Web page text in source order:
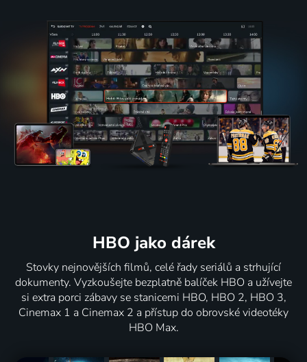
HBO jako dárek
Stovky nejnovějších filmů, celé řady seriálů a strhující
dokumenty. Vyzkoušejte bezplatně balíček HBO a užívejte
si extra porci zábavy se stanicemi HBO, HBO 2, HBO 3,
Cinemax 1 a Cinemax 2 a přístup do obrovské videotéky
HBO Max.